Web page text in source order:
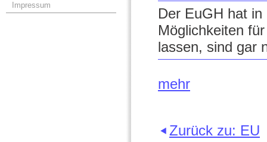
Impressum
Der EuGH hat
Möglichkeiten
lassen, sind gar
mehr
Zurück zu: EU